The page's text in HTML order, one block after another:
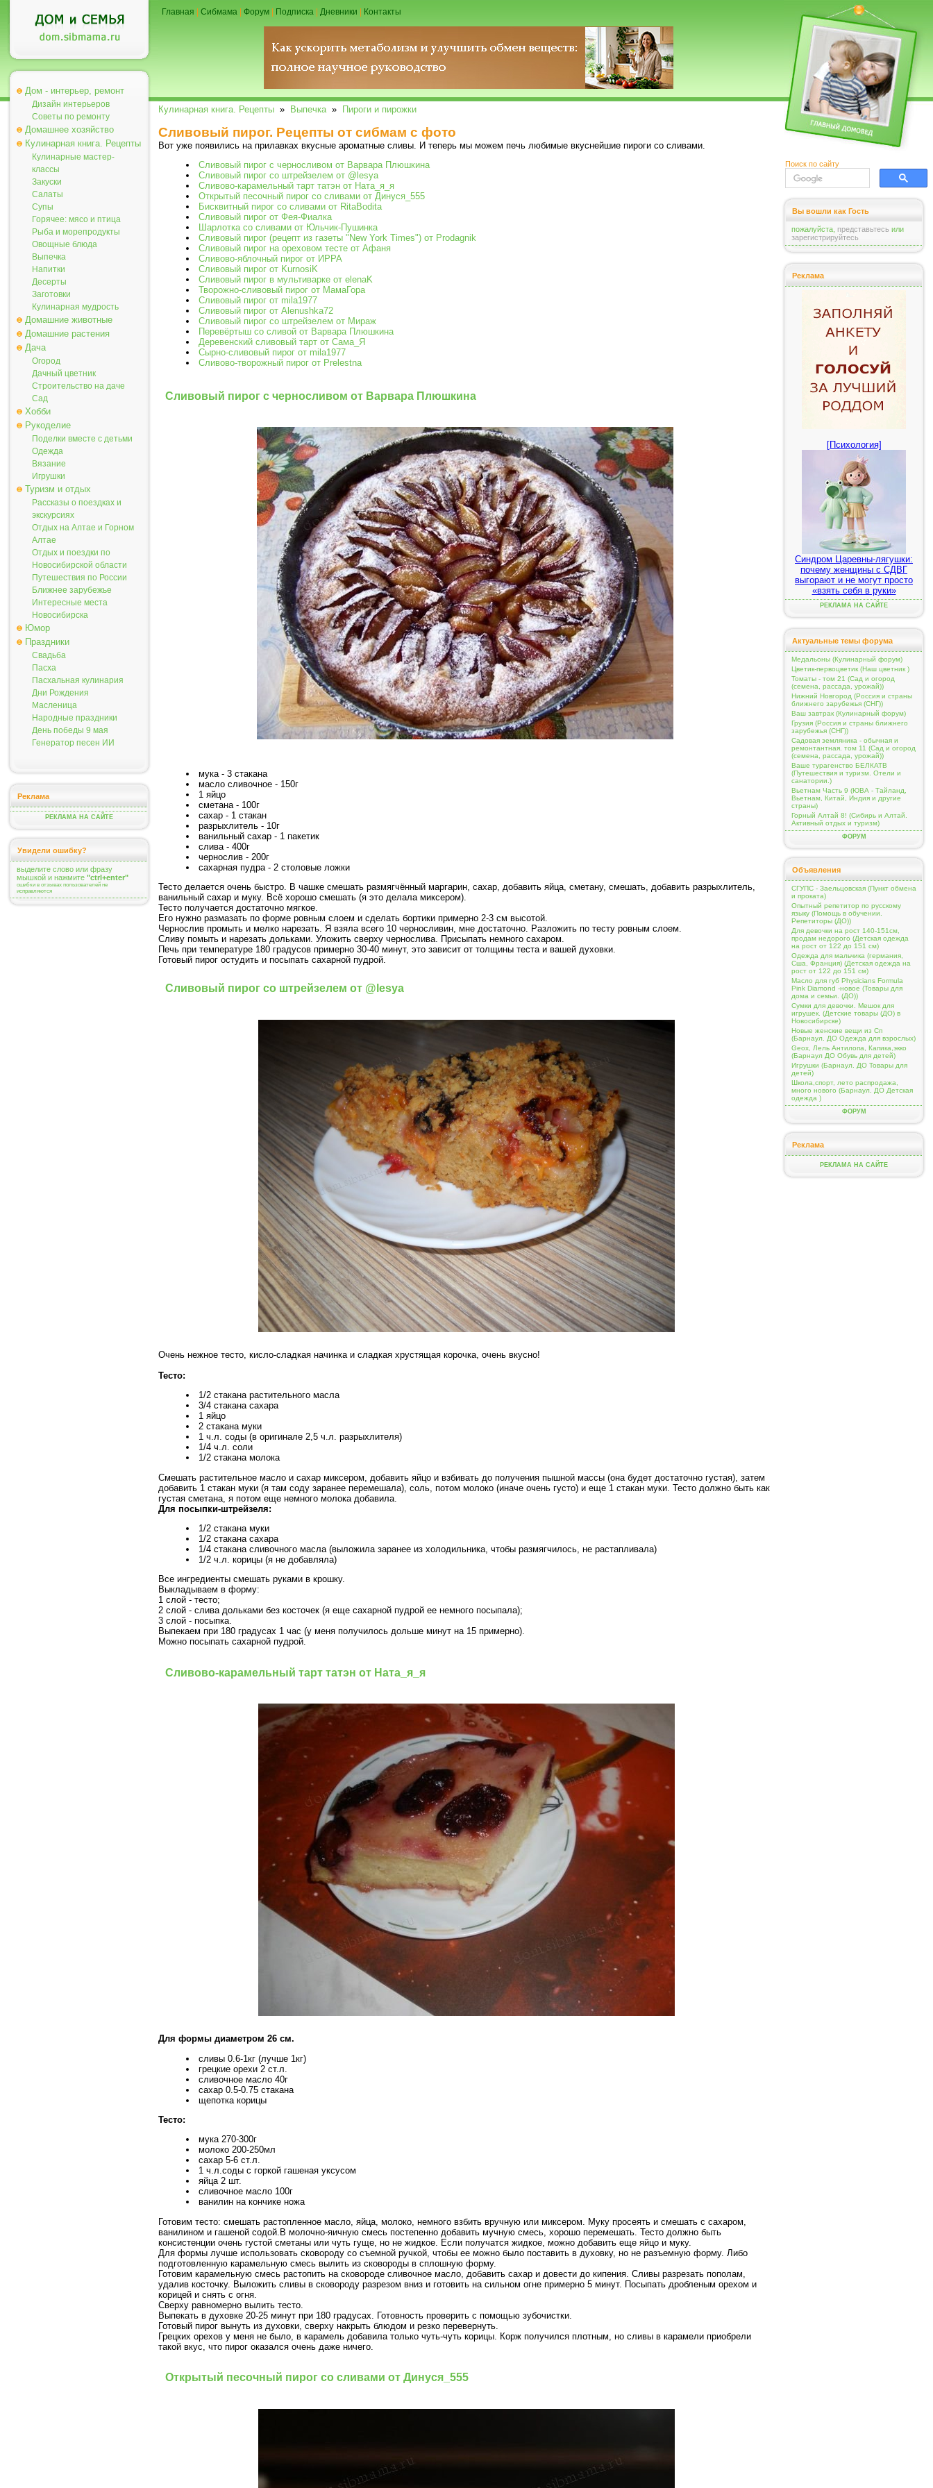
Дом - интерьер, ремонт
Дизайн интерьеров
Советы по ремонту
Домашнее хозяйство
Кулинарная книга. Рецепты
Кулинарные мастер-
классы
Закуски
Салаты
Супы
Горячее: мясо и птица
Рыба и морепродукты
Овощные блюда
Выпечка
Напитки
Десерты
Заготовки
Кулинарная мудрость
Домашние животные
Домашние растения
Дача
Огород
Дачный цветник
Строительство на даче
Сад
Хобби
Рукоделие
Поделки вместе с детьми
Одежда
Вязание
Игрушки
Туризм и отдых
Рассказы о поездках и
экскурсиях
Отдых на Алтае и Горном
Алтае
Отдых и поездки по
Новосибирской области
Путешествия по России
Ближнее зарубежье
Интересные места
Новосибирска
Юмор
Праздники
Свадьба
Пасха
Пасхальная кулинария
Дни Рождения
Масленица
Народные праздники
День победы 9 мая
Генератор песен ИИ
Реклама
РЕКЛАМА НА САЙТЕ
Увидели ошибку?
выделите слово или фразу
мышкой и нажмите "ctrl+enter"
ошибки в отзывах пользователей не
исправляются
Главная Сибмама Форум Подписка Дневники Контакты
Кулинарная книга. Рецепты » Выпечка» Пироги и пирожки
Сливовый пирог. Рецепты от сибмам с фото
Вот уже появились на прилавках вкусные ароматные сливы. И теперь мы можем печь любимые вкуснейшие пироги со сливами.
Сливовый пирог с черносливом от Варвара Плюшкина
Сливовый пирог со штрейзелем от @lesya
Сливово-карамельный тарт татэн от Ната_я_я
Открытый песочный пирог со сливами от Динуся_555
Бисквитный пирог со сливами от RitaBodita
Сливовый пирог от Фея-Фиалка
Шарлотка со сливами от Юльчик-Пушинка
Сливовый пирог (рецепт из газеты "New York Times") от Prodagnik
Сливовый пирог на ореховом тесте от Афаня
Сливово-яблочный пирог от ИРРА
Сливовый пирог от KurnosiK
Сливовый пирог в мультиварке от elenaK
Творожно-сливовый пирог от МамаГора
Сливовый пирог от mila1977
Сливовый пирог от Alenushka72
Сливовый пирог со штрейзелем от Мираж
Перевёртыш со сливой от Варвара Плюшкина
Деревенский сливовый тарт от Сама_Я
Сырно-сливовый пирог от mila1977
Сливово-творожный пирог от Prelestna
Сливовый пирог с черносливом от Варвара Плюшкина
мука - 3 стакана
масло сливочное - 150г
1 яйцо
сметана - 100г
сахар - 1 стакан
разрыхлитель - 10г
ванильный сахар - 1 пакетик
слива - 400г
чернослив - 200г
сахарная пудра - 2 столовые ложки
Тесто делается очень быстро. В чашке смешать размягчённый маргарин, сахар, добавить яйца, сметану, смешать, добавить разрыхлитель,
ванильный сахар и муку. Всё хорошо смешать (я это делала миксером).
Тесто получается достаточно мягкое.
Его нужно размазать по форме ровным слоем и сделать бортики примерно 2-3 см высотой.
Чернослив промыть и мелко нарезать. Я взяла всего 10 черносливин, мне достаточно. Разложить по тесту ровным слоем.
Сливу помыть и нарезать дольками. Уложить сверху чернослива. Присыпать немного сахаром.
Печь при температуре 180 градусов примерно 30-40 минут, это зависит от толщины теста и вашей духовки.
Готовый пирог остудить и посыпать сахарной пудрой.
Сливовый пирог со штрейзелем от @lesya
Очень нежное тесто, кисло-сладкая начинка и сладкая хрустящая корочка, очень вкусно!
Тесто:
1/2 стакана растительного масла
3/4 стакана сахара
1 яйцо
2 стакана муки
1 ч.л. соды (в оригинале 2,5 ч.л. разрыхлителя)
1/4 ч.л. соли
1/2 стакана молока
Смешать растительное масло и сахар миксером, добавить яйцо и взбивать до получения пышной массы (она будет достаточно густая), затем
добавить 1 стакан муки (я там соду заранее перемешала), соль, потом молоко (иначе очень густо) и еще 1 стакан муки. Тесто должно быть как
густая сметана, я потом еще немного молока добавила.
Для посыпки-штрейзеля:
1/2 стакана муки
1/2 стакана сахара
1/4 стакана сливочного масла (выложила заранее из холодильника, чтобы размягчилось, не растапливала)
1/2 ч.л. корицы (я не добавляла)
Все ингредиенты смешать руками в крошку.
Выкладываем в форму:
1 слой - тесто;
2 слой - слива дольками без косточек (я еще сахарной пудрой ее немного посыпала);
3 слой - посыпка.
Выпекаем при 180 градусах 1 час (у меня получилось дольше минут на 15 примерно).
Можно посыпать сахарной пудрой.
Сливово-карамельный тарт татэн от Ната_я_я
Для формы диаметром 26 см.
сливы 0.6-1кг (лучше 1кг)
грецкие орехи 2 ст.л.
сливочное масло 40г
сахар 0.5-0.75 стакана
щепотка корицы
Тесто:
мука 270-300г
молоко 200-250мл
сахар 5-6 ст.л.
1 ч.л.соды с горкой гашеная уксусом
яйца 2 шт.
сливочное масло 100г
ванилин на кончике ножа
Готовим тесто: смешать растопленное масло, яйца, молоко, немного взбить вручную или миксером. Муку просеять и смешать с сахаром,
ванилином и гашеной содой.В молочно-яичную смесь постепенно добавить мучную смесь, хорошо перемешать. Тесто должно быть
консистенции очень густой сметаны или чуть гуще, но не жидкое. Если получатся жидкое, можно добавить еще яйцо и муку.
Для формы лучше использовать сковороду со съемной ручкой, чтобы ее можно было поставить в духовку, но не разъемную форму. Либо
подготовленную карамельную смесь вылить из сковороды в сплошную форму.
Готовим карамельную смесь растопить на сковороде сливочное масло, добавить сахар и довести до кипения. Сливы разрезать пополам,
удалив косточку. Выложить сливы в сковороду разрезом вниз и готовить на сильном огне примерно 5 минут. Посыпать дробленым орехом и
корицей и снять с огня.
Сверху равномерно вылить тесто.
Выпекать в духовке 20-25 минут при 180 градусах. Готовность проверить с помощью зубочистки.
Готовый пирог вынуть из духовки, сверху накрыть блюдом и резко перевернуть.
Грецких орехов у меня не было, в карамель добавила только чуть-чуть корицы. Корж получился плотным, но сливы в карамели приобрели
такой вкус, что пирог оказался очень даже ничего.
Открытый песочный пирог со сливами от Динуся_555
Поиск по сайту
Вы вошли как Гость
пожалуйста, представьтесь или
зарегистрируйтесь
Реклама
[Психология]
Синдром Царевны-лягушки:
почему женщины с СДВГ
выгорают и не могут просто
«взять себя в руки»
РЕКЛАМА НА САЙТЕ
Актуальные темы форума
Медальоны (Кулинарный форум)
Цветик-первоцветик (Наш цветник )
Томаты - том 21 (Сад и огород
(семена, рассада, урожай))
Нижний Новгород (Россия и страны
ближнего зарубежья (СНГ))
Ваш завтрак (Кулинарный форум)
Грузия (Россия и страны ближнего
зарубежья (СНГ))
Садовая земляника - обычная и
ремонтантная. том 11 (Сад и огород
(семена, рассада, урожай))
Ваше турагенство БЕЛКАТВ
(Путешествия и туризм. Отели и
санатории.)
Вьетнам Часть 9 (ЮВА - Тайланд,
Вьетнам, Китай, Индия и другие
страны)
Горный Алтай 8! (Сибирь и Алтай.
Активный отдых и туризм)
ФОРУМ
Объявления
СГУПС - Заельцовская (Пункт обмена
и проката)
Опытный репетитор по русскому
языку (Помощь в обучении.
Репетиторы (ДО))
Для девочки на рост 140-151см,
продам недорого (Детская одежда
на рост от 122 до 151 см)
Одежда для мальчика (германия,
Сша, Франция) (Детская одежда на
рост от 122 до 151 см)
Масло для губ Physicians Formula
Pink Diamond -новое (Товары для
дома и семьи. (ДО))
Сумки для девочки. Мешок для
игрушек. (Детские товары (ДО) в
Новосибирске)
Новые женские вещи из Сп
(Барнаул. ДО Одежда для взрослых)
Geox, Лель Антилопа, Капика,экко
(Барнаул ДО Обувь для детей)
Игрушки (Барнаул. ДО Товары для
детей)
Школа,спорт, лето распродажа,
много нового (Барнаул. ДО Детская
одежда )
ФОРУМ
Реклама
РЕКЛАМА НА САЙТЕ